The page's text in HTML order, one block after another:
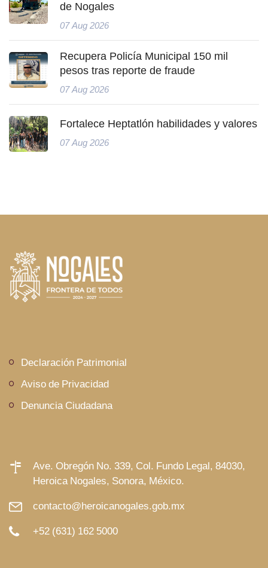
de Nogales
07 Aug 2026
Recupera Policía Municipal 150 mil
pesos tras reporte de fraude
07 Aug 2026
Fortalece Heptatlón habilidades y valores
07 Aug 2026
Declaración Patrimonial
Aviso de Privacidad
Denuncia Ciudadana
Ave. Obregón No. 339, Col. Fundo Legal, 84030,
Heroica Nogales, Sonora, México.
contacto@heroicanogales.gob.mx
+52 (631) 162 5000